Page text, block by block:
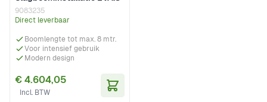
9083235
Direct leverbaar
Boomlengte tot max. 8 mtr.
Voor intensief gebruik
Modern design
€ 4.604,05